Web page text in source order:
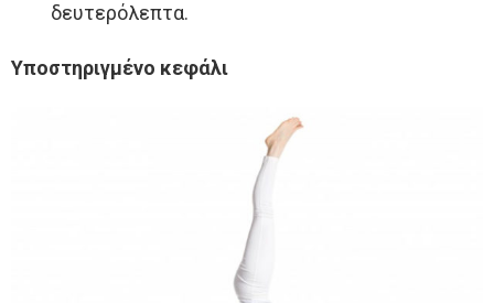
δευτερόλεπτα.
Yποστηριγμένο κεφάλι